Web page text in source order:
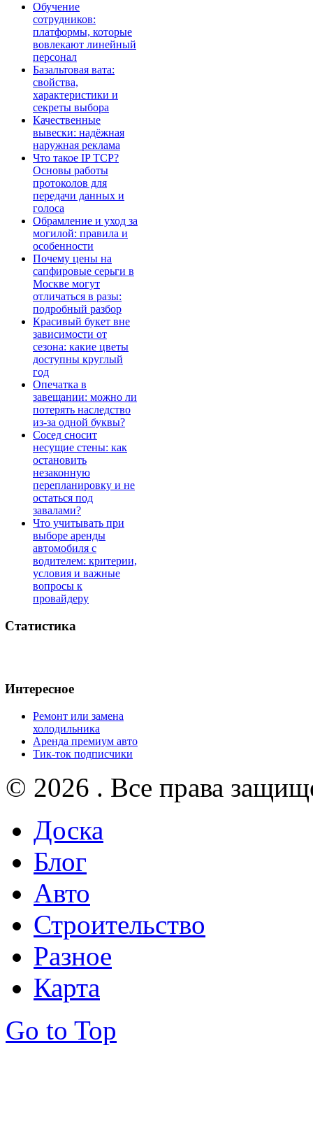
Обучение
сотрудников:
платформы, которые
вовлекают линейный
персонал
Базальтовая вата:
свойства,
характеристики и
секреты выбора
Качественные
вывески: надёжная
наружная реклама
Что такое IP TCP?
Основы работы
протоколов для
передачи данных и
голоса
Обрамление и уход за
могилой: правила и
особенности
Почему цены на
сапфировые серьги в
Москве могут
отличаться в разы:
подробный разбор
Красивый букет вне
зависимости от
сезона: какие цветы
доступны круглый
год
Опечатка в
завещании: можно ли
потерять наследство
из-за одной буквы?
Сосед сносит
несущие стены: как
остановить
незаконную
перепланировку и не
остаться под
завалами?
Что учитывать при
выборе аренды
автомобиля с
водителем: критерии,
условия и важные
вопросы к
провайдеру
Статистика
Интересное
Ремонт или замена
холодильника
Аренда премиум авто
Тик-ток подписчики
© 2026 . Все права
Доска
Блог
Авто
Строительство
Разное
Карта
Go to Top